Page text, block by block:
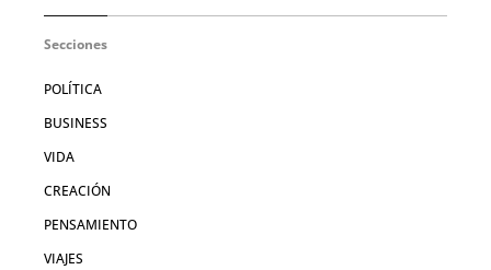
Secciones
POLÍTICA
BUSINESS
VIDA
CREACIÓN
PENSAMIENTO
VIAJES